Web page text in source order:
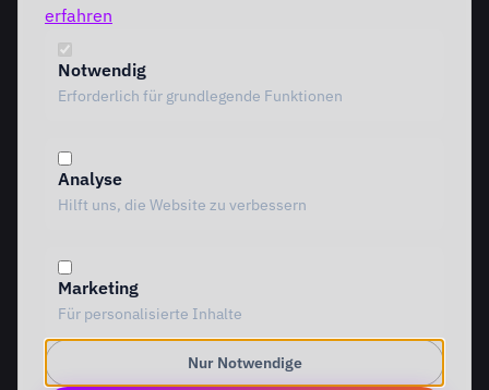
AI Intervention
AI Governance
Special Governance
AI Canvas
TRIARDIS-Methode
KI-Werkstatt
KI-Glossar
UNTERNEHMEN
erfahren
Notwendig
Erforderlich für grundlegende Funktionen
Analyse
Hilft uns, die Website zu verbessern
Marketing
Für personalisierte Inhalte
Nur Notwendige